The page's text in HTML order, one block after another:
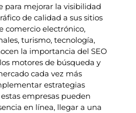
para mejorar la visibilidad
de calidad a sus sitios
comercio electrónico,
turismo, tecnología,
la importancia del SEO
motores de búsqueda y
cada vez más
estrategias
empresas pueden
en línea, llegar a una